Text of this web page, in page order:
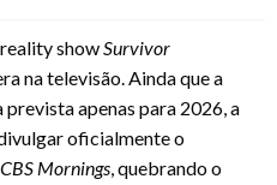
showSurvivor
na televisão. Ainda que a
apenas para 2026, a
oficialmente o
CBS Mornings, quebrando o